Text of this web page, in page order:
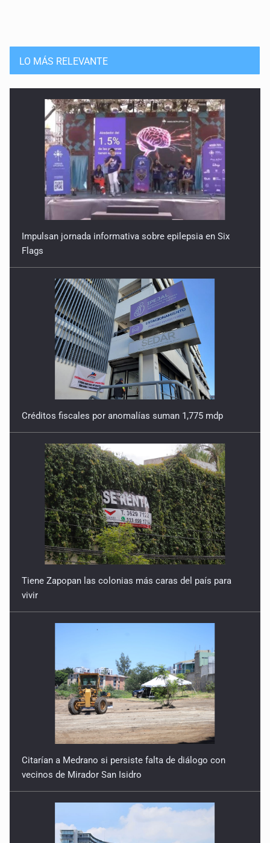
LO MÁS RELEVANTE
Impulsan jornada informativa sobre epilepsia en Six
Flags
Créditos fiscales por anomalías suman 1,775 mdp
Tiene Zapopan las colonias más caras del país para
vivir
Citarían a Medrano si persiste falta de diálogo con
vecinos de Mirador San Isidro